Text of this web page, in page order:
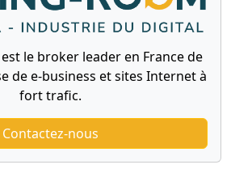
est le broker leader en France de
de e-business et sites Internet à
fort trafic.
Contactez-nous